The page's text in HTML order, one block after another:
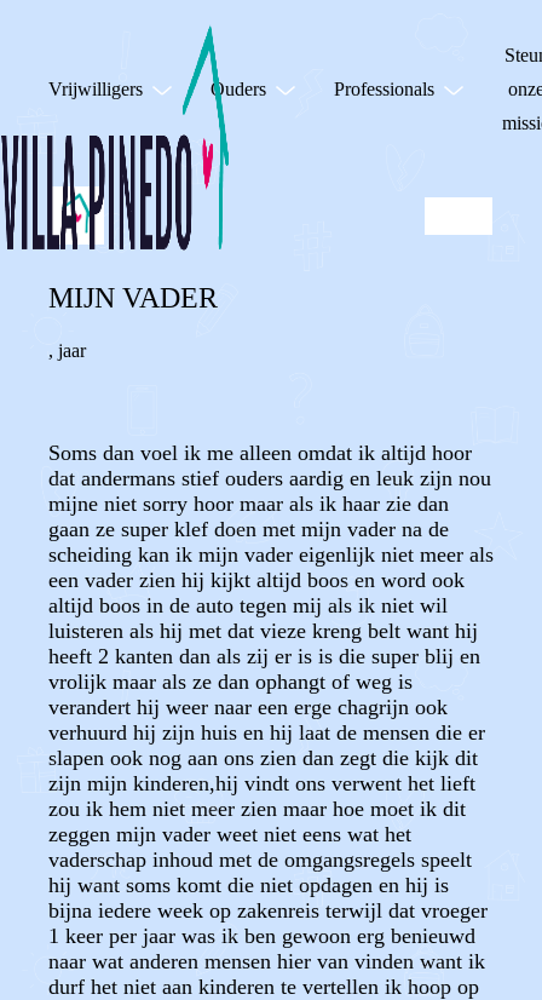
Vrijwilligers Ouders Professionals
MIJN VADER
, jaar
Soms dan voel ik me alleen omdat ik altijd hoor
dat andermans stief ouders aardig en leuk zijn nou
mijne niet sorry hoor maar als ik haar zie dan
gaan ze super klef doen met mijn vader na de
scheiding kan ik mijn vader eigenlijk niet meer als
een vader zien hij kijkt altijd boos en word ook
altijd boos in de auto tegen mij als ik niet wil
luisteren als hij met dat vieze kreng belt want hij
heeft 2 kanten dan als zij er is is die super blij en
vrolijk maar als ze dan ophangt of weg is
verandert hij weer naar een erge chagrijn ook
verhuurd hij zijn huis en hij laat de mensen die er
slapen ook nog aan ons zien dan zegt die kijk dit
zijn mijn kinderen,hij vindt ons verwent het lieft
zou ik hem niet meer zien maar hoe moet ik dit
zeggen mijn vader weet niet eens wat het
vaderschap inhoud met de omgangsregels speelt
hij want soms komt die niet opdagen en hij is
bijna iedere week op zakenreis terwijl dat vroeger
1 keer per jaar was ik ben gewoon erg benieuwd
naar wat anderen mensen hier van vinden want ik
durf het niet aan kinderen te vertellen ik hoop op